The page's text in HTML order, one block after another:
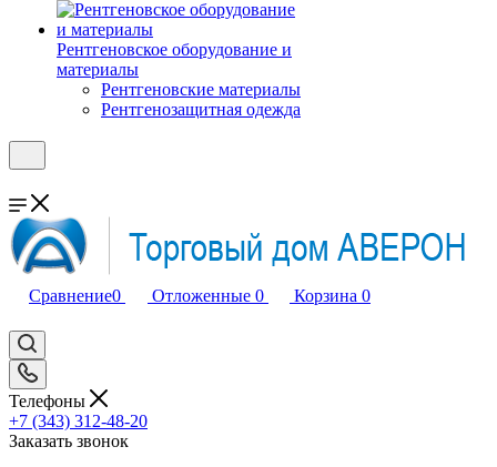
Рентгеновское оборудование и
материалы
Рентгеновские материалы
Рентгенозащитная одежда
Сравнение0 Отложенные 0 Корзина 0
Телефоны
+7 (343) 312-48-20
Заказать звонок